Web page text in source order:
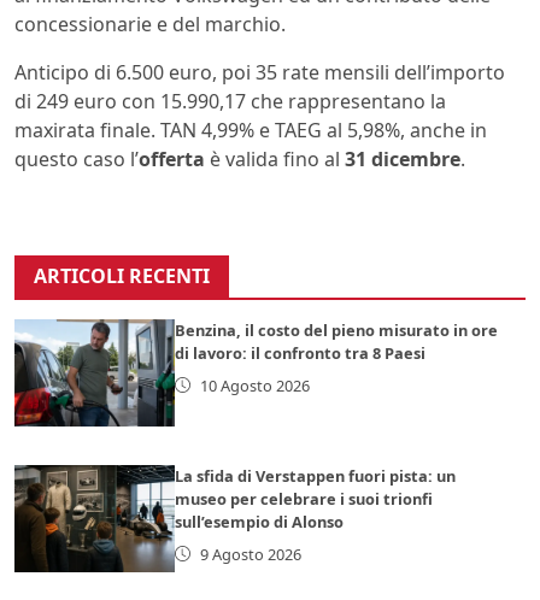
concessionarie e del marchio.
Anticipo di 6.500 euro, poi 35 rate mensili dell’importo
di 249 euro con 15.990,17 che rappresentano la
maxirata finale. TAN 4,99% e TAEG al 5,98%, anche in
questo caso l’offerta è valida fino al 31 dicembre.
ARTICOLI RECENTI
Benzina, il costo del pieno misurato in ore
di lavoro: il confronto tra 8 Paesi
10 Agosto 2026
La sfida di Verstappen fuori pista: un
museo per celebrare i suoi trionfi
sull’esempio di Alonso
9 Agosto 2026